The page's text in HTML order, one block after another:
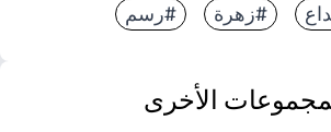
#زهرة #رسم
الأخرى